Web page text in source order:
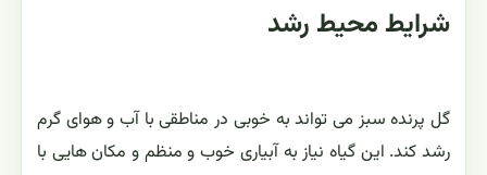
شرایط محیط رشد
گل پرنده سبز می تواند به خوبی در مناطقی با آب و هوای گرم
رشد کند. این گیاه نیاز به آبیاری خوب و منظم و مکان هایی با